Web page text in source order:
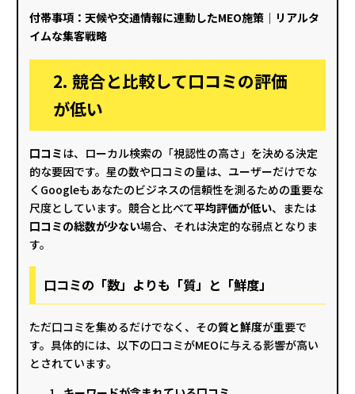
付帯事項： 天候や交通情報に連動したMEO施策｜リアルタ
イムな集客戦略
2. 競合と比較して口コミの評価
が低い
口コミは、ローカル検索の「視認性の高さ」を決める決定
的な要因です。星の数や口コミの量は、ユーザーだけでな
くGoogleもあなたのビジネスの信頼性を測るための重要な
尺度としています。競合と比べて平均評価が低い、または
口コミの総数が少ない場合、それは決定的な弱点となりま
す。
口コミの「数」よりも「質」と「鮮度」
ただ口コミを集めるだけでなく、その質と鮮度が重要で
す。具体的には、以下の口コミがMEOに与える影響が高い
とされています。